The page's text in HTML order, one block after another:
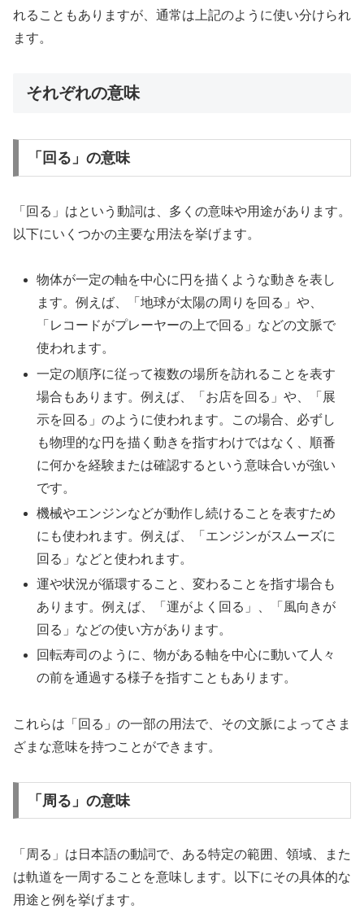
れることもありますが、通常は上記のように使い分けられ
ます。
それぞれの意味
「回る」の意味
「回る」はという動詞は、多くの意味や用途があります。
以下にいくつかの主要な用法を挙げます。
物体が一定の軸を中心に円を描くような動きを表し
ます。例えば、「地球が太陽の周りを回る」や、
「レコードがプレーヤーの上で回る」などの文脈で
使われます。
一定の順序に従って複数の場所を訪れることを表す
場合もあります。例えば、「お店を回る」や、「展
示を回る」のように使われます。この場合、必ずし
も物理的な円を描く動きを指すわけではなく、順番
に何かを経験または確認するという意味合いが強い
です。
機械やエンジンなどが動作し続けることを表すため
にも使われます。例えば、「エンジンがスムーズに
回る」などと使われます。
運や状況が循環すること、変わることを指す場合も
あります。例えば、「運がよく回る」、「風向きが
回る」などの使い方があります。
回転寿司のように、物がある軸を中心に動いて人々
の前を通過する様子を指すこともあります。
これらは「回る」の一部の用法で、その文脈によってさま
ざまな意味を持つことができます。
「周る」の意味
「周る」は日本語の動詞で、ある特定の範囲、領域、また
は軌道を一周することを意味します。以下にその具体的な
用途と例を挙げます。